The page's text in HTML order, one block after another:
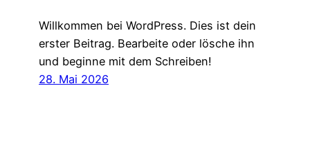
Willkommen bei WordPress. Dies ist dein
erster Beitrag. Bearbeite oder lösche ihn
und beginne mit dem Schreiben!
28. Mai 2026